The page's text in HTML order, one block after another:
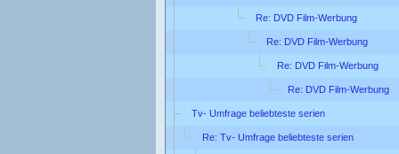
Re: DVD Film-Werbung
Re: DVD Film-Werbung
Re: DVD Film-Werbung
Re: DVD Film-Werbung
Tv- Umfrage beliebteste serien
Re: Tv- Umfrage beliebteste serien